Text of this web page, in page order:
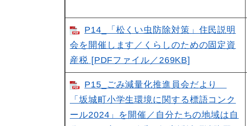
P14_「松くい虫防除対策」住民説明
会を開催します／くらしのための固定資
産税 [PDFファイル／269KB]
P15_ごみ減量化推進員会だより
「坂城町小学生環境に関する標語コンク
ール2024」を開催／自分たちの地域は自